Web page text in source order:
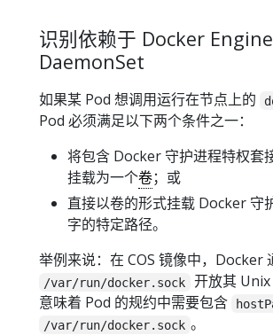
识别依赖于 Docker
DaemonSet
如果某 Pod 想调用运行在节点上的
Pod 必须满足以下两个条件之一：
将包含 Docker 守护进程特权套
挂载为一个卷；或
直接以卷的形式挂载 Docker 守
字的特定路径。
举例来说：在 COS 镜像中，Docker
/var/run/docker.sock
开放其
意味着 Pod 的规约中需要包含
/var/run/docker.sock 。